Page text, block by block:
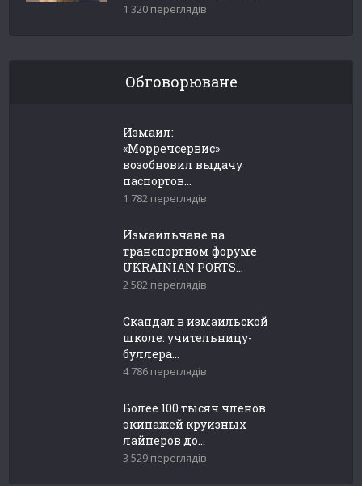
1 320 переглядів
Обговорюване
Измаил:
«Морречсервис»
возобновил выдачу
паспортов...
1 782 переглядів
Измаильчане на
транспортном форуме
UKRAINIAN PORTS...
2 582 переглядів
Скандал в измаильской
школе: учительницу-
буллера...
4 786 переглядів
Более 100 тысяч членов
экипажей круизных
лайнеров до...
3 529 переглядів